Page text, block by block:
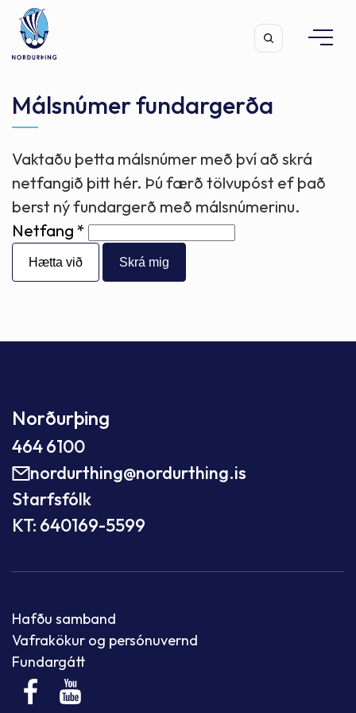
Leita
Málsnúmer fundargerða
Vaktaðu þetta málsnúmer með því að skrá
netfangið þitt hér. Þú færð tölvupóst ef það
berst ný fundargerð með málsnúmerinu.
Netfang
Hætta við
Norðurþing
464 6100
nordurthing@nordurthing.is
Starfsfólk
KT: 640169-5599
Hafðu samband
Vafrakökur og persónuvernd
Fundargátt